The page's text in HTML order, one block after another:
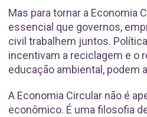
Mas para tornar a Economia
essencial que governos,
civil trabalhem juntos.
incentivam a reciclagem e o
educação ambiental, podem
A Economia Circular não é
econômico. É uma filosofia